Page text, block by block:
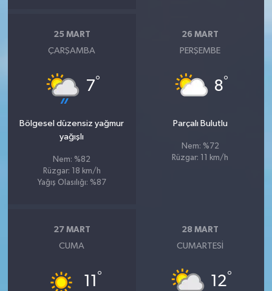
25 MART
ÇARŞAMBA
7°
Bölgesel düzensiz yağmur
yağışlı
Nem: %82
Rüzgar: 18 km/h
Yağış Olasılığı: %87
26 MART
PERŞEMBE
8°
Parçalı Bulutlu
Nem: %72
Rüzgar: 11 km/h
27 MART
CUMA
11 °
28 MART
CUMARTESI
12°